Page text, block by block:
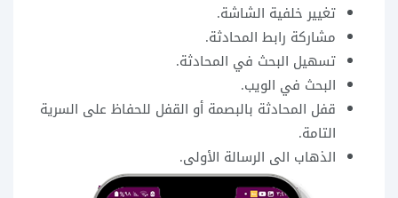
تغيير خلفية الشاشة.
مشاركة رابط المحادثة.
تسهيل البحث في المحادثة.
البحث في الويب.
قفل المحادثة بالبصمة أو القفل للحفاظ على السرية
التامة.
الذهاب الى الرسالة الأولى.